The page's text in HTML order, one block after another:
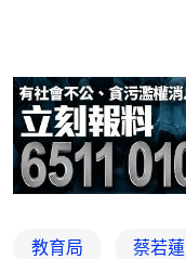
教育局 蔡若蓮